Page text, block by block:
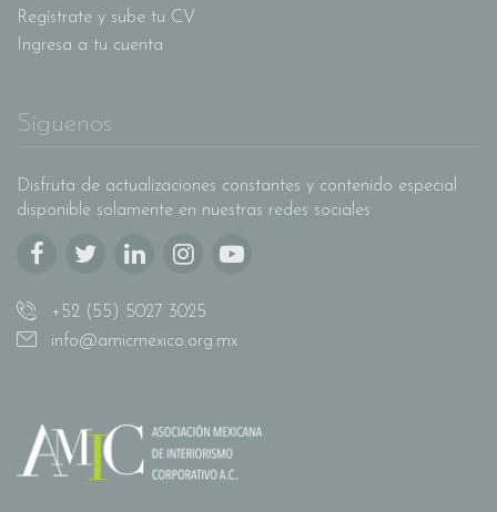
Regístrate y sube tu CV
Ingresa a tu cuenta
Síguenos
Disfruta de actualizaciones constantes y contenido especial
disponible solamente en nuestras redes sociales
+52 (55) 5027 3025
info@amicmexico.org.mx